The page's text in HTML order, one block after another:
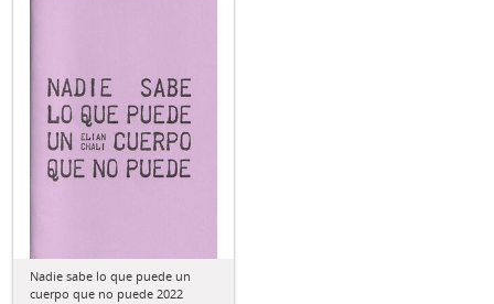
Nadie sabe lo que puede un
cuerpo que no puede 2022